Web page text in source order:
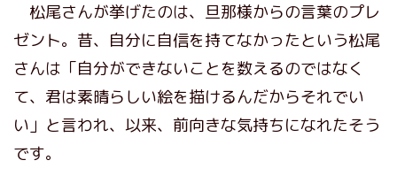
松尾さんが挙げたのは、旦那様からの言葉のプレ
ゼント。昔、自分に自信を持てなかったという松尾
さんは「自分ができないことを数えるのではなく
て、君は素晴らしい絵を描けるんだからそれでい
い」と言われ、以来、前向きな気持ちになれたそう
です。